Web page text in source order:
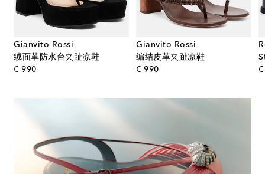
Gianvito Rossi
绒面革防水台夹趾凉鞋
€ 990original price
Gianvito Rossi
编结皮革夹趾凉鞋
€ 990original price
€